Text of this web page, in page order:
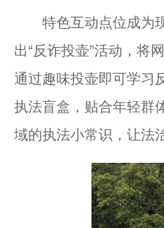
特色互动点位成为现
出“反诈投壶”活动，将
通过趣味投壶即可学习
执法盲盒，贴合年轻群
域的执法小常识，让法